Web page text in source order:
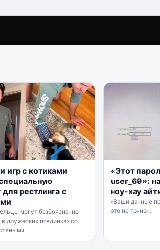
игр с котиками
для рестлинга с
могут безбоязненно
в дружеских поединках со
«Этот
user_69»:
ноу-хау
«Ваши данные
это не точно».